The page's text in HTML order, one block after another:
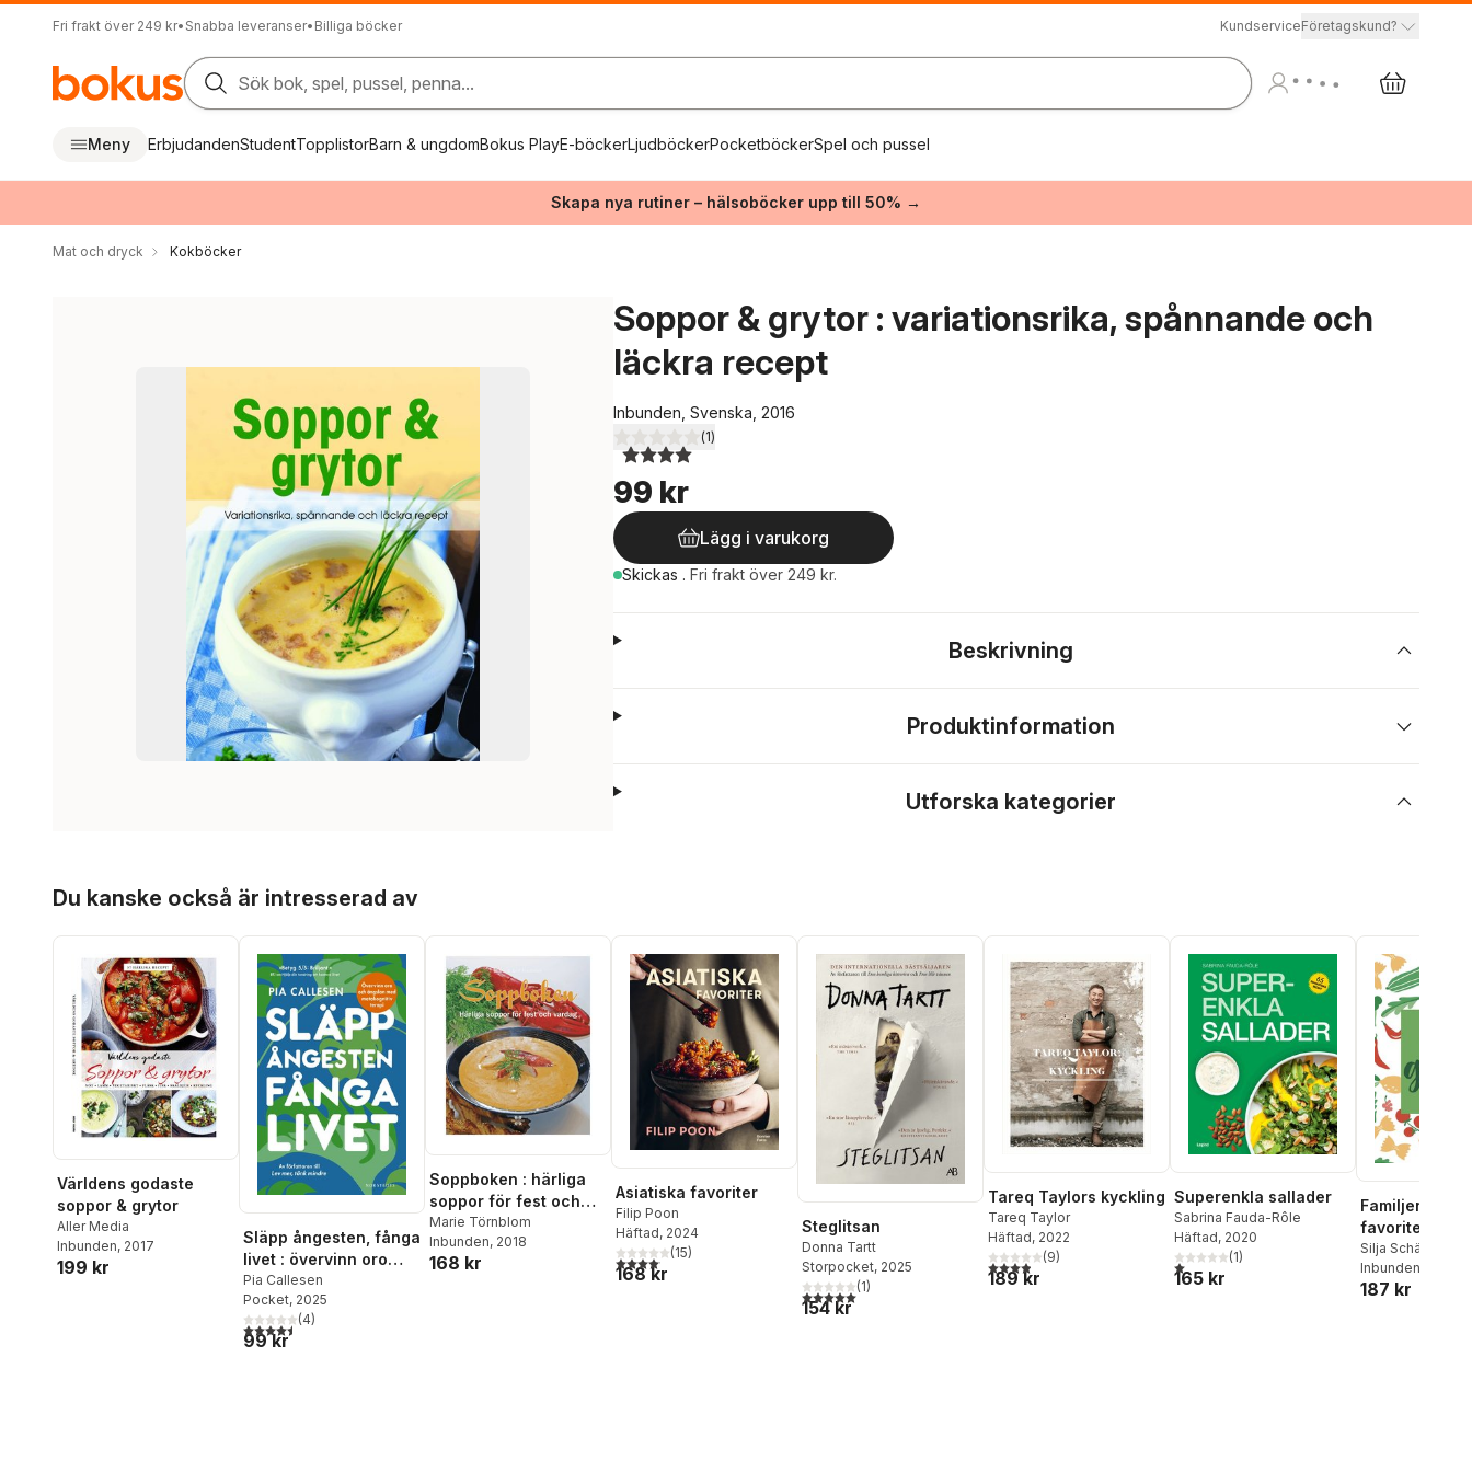
Fri frakt över 249 kr• Snabba leveranser• Billiga böcker KundserviceFöretagskund?
Sök bok, spel, pussel, penna...
Meny ErbjudandenStudentTopplistorBarn & ungdomBokus PlayE-böckerLjudböckerPocketböckerSpel och pussel
Skapa nya rutiner – hälsoböcker upp till 50% →
Mat och dryck Kokböcker
Soppor & grytor : variationsrika, spånnande och
läckra recept
Inbunden, Svenska, 2016
4,0utav 5 stjärnor. Totalt antal röster:
(1)
99 kr
Lägg i varukorg
Skickas . Fri frakt över 249 kr.
Beskrivning
Produktinformation
Utforska kategorier
Du kanske också är intresserad av
Världens godaste
soppor & grytor
Aller Media
Inbunden, 2017
199 kr
Släpp ångesten, fånga
livet : övervinn oro
och ängslan med
metakognitiv terapi
Pia Callesen
Pocket, 2025
4,5utav 5 stjärnor. Totalt antal röster:
(4)
99 kr
Soppboken : härliga
soppor för fest och
vardag
Marie Törnblom
Inbunden, 2018
168 kr
Asiatiska favoriter
Filip Poon
Häftad, 2024
4,1utav 5 stjärnor. Totalt antal röster:
(15)
168 kr
Steglitsan
Donna Tartt
Storpocket, 2025
5,0utav 5 stjärnor. Totalt antal röster:
(1)
154 kr
Tareq Taylors kyckling
Tareq Taylor
Häftad, 2022
3,9utav 5 stjärnor. Totalt antal röster:
(9)
189 kr
Superenkla sallader
Sabrina Fauda-Rôle
Häftad, 2020
1,0utav 5 stjärnor. Totalt antal röster:
(1)
165 kr
Familjens
favoriter
Silja Schäfer
Inbunden
187 kr